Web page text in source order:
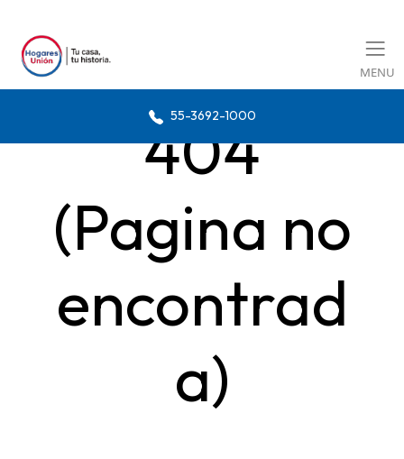
MENU
55-3692-1000
404
(Pagina no
encontrad
a)